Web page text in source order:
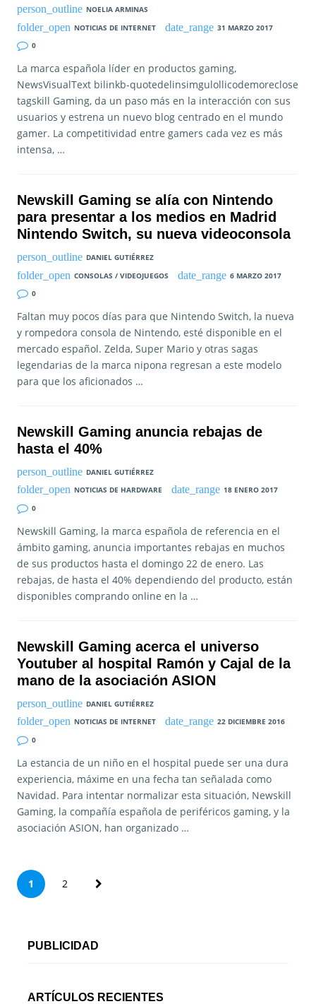
NOELIA ARMINAS
NOTICIAS DE INTERNET
31 MARZO 2017
0
La marca española líder en productos gaming,
NewsVisualText bilinkb-quotedelinsimgulollicodemoreclose
tagskill Gaming, da un paso más en la interacción con sus
usuarios y estrena un nuevo blog centrado en el mundo
gamer. La competitividad entre gamers cada vez es más
intensa, …
Newskill Gaming se alía con Nintendo
para presentar a los medios en Madrid
Nintendo Switch, su nueva videoconsola
DANIEL GUTIÉRREZ
CONSOLAS / VIDEOJUEGOS
6 MARZO 2017
0
Faltan muy pocos días para que Nintendo Switch, la nueva
y rompedora consola de Nintendo, esté disponible en el
mercado español. Zelda, Super Mario y otras sagas
legendarias de la marca nipona regresan a este modelo
para que los aficionados …
Newskill Gaming anuncia rebajas de
hasta el 40%
DANIEL GUTIÉRREZ
NOTICIAS DE HARDWARE
18 ENERO 2017
0
Newskill Gaming, la marca española de referencia en el
ámbito gaming, anuncia importantes rebajas en muchos
de sus productos hasta el domingo 22 de enero. Las
rebajas, de hasta el 40% dependiendo del producto, están
disponibles comprando online en la …
Newskill Gaming acerca el universo
Youtuber al hospital Ramón y Cajal de la
mano de la asociación ASION
DANIEL GUTIÉRREZ
NOTICIAS DE INTERNET
22 DICIEMBRE 2016
0
La estancia de un niño en el hospital puede ser una dura
experiencia, máxime en una fecha tan señalada como
Navidad. Para intentar normalizar esta situación, Newskill
Gaming, la compañía española de periféricos gaming, y la
asociación ASION, han organizado …
P
g
n
1 2
PUBLICIDAD
ARTÍCULOS RECIENTES